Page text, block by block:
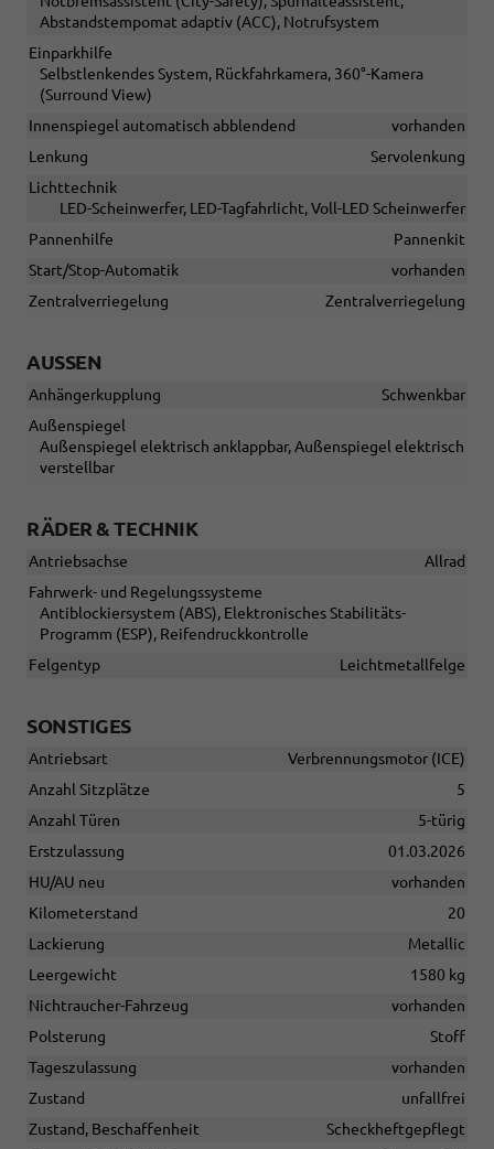
Abstandstempomat adaptiv (ACC), Notrufsystem
Einparkhilfe
Selbstlenkendes System, Rückfahrkamera, 360°-Kamera
(Surround View)
Innenspiegel automatisch abblendend
vorhanden
Lenkung
Servolenkung
Lichttechnik
LED-Scheinwerfer, LED-Tagfahrlicht, Voll-LED Scheinwerfer
Pannenhilfe
Pannenkit
Start/Stop-Automatik
vorhanden
Zentralverriegelung
Zentralverriegelung
AUSSEN
Anhängerkupplung
Schwenkbar
Außenspiegel
Außenspiegel elektrisch anklappbar, Außenspiegel elektrisch
verstellbar
RÄDER & TECHNIK
Antriebsachse
Allrad
Fahrwerk- und Regelungssysteme
Antiblockiersystem (ABS), Elektronisches Stabilitäts-
Programm (ESP), Reifendruckkontrolle
Felgentyp
Leichtmetallfelge
SONSTIGES
Antriebsart
Verbrennungsmotor (ICE)
Anzahl Sitzplätze
5
Anzahl Türen
5-türig
Erstzulassung
01.03.2026
HU/AU neu
vorhanden
Kilometerstand
20
Lackierung
Metallic
Leergewicht
1580 kg
Nichtraucher-Fahrzeug
vorhanden
Polsterung
Stoff
Tageszulassung
vorhanden
Zustand
unfallfrei
Zustand, Beschaffenheit
Scheckheftgepflegt